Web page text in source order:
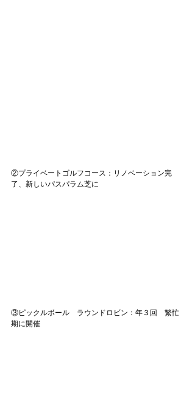
②プライベートゴルフコース：リノベーション完
了、新しいパスパラム芝に
③ピックルボール　ラウンドロビン：年３回　繁忙
期に開催